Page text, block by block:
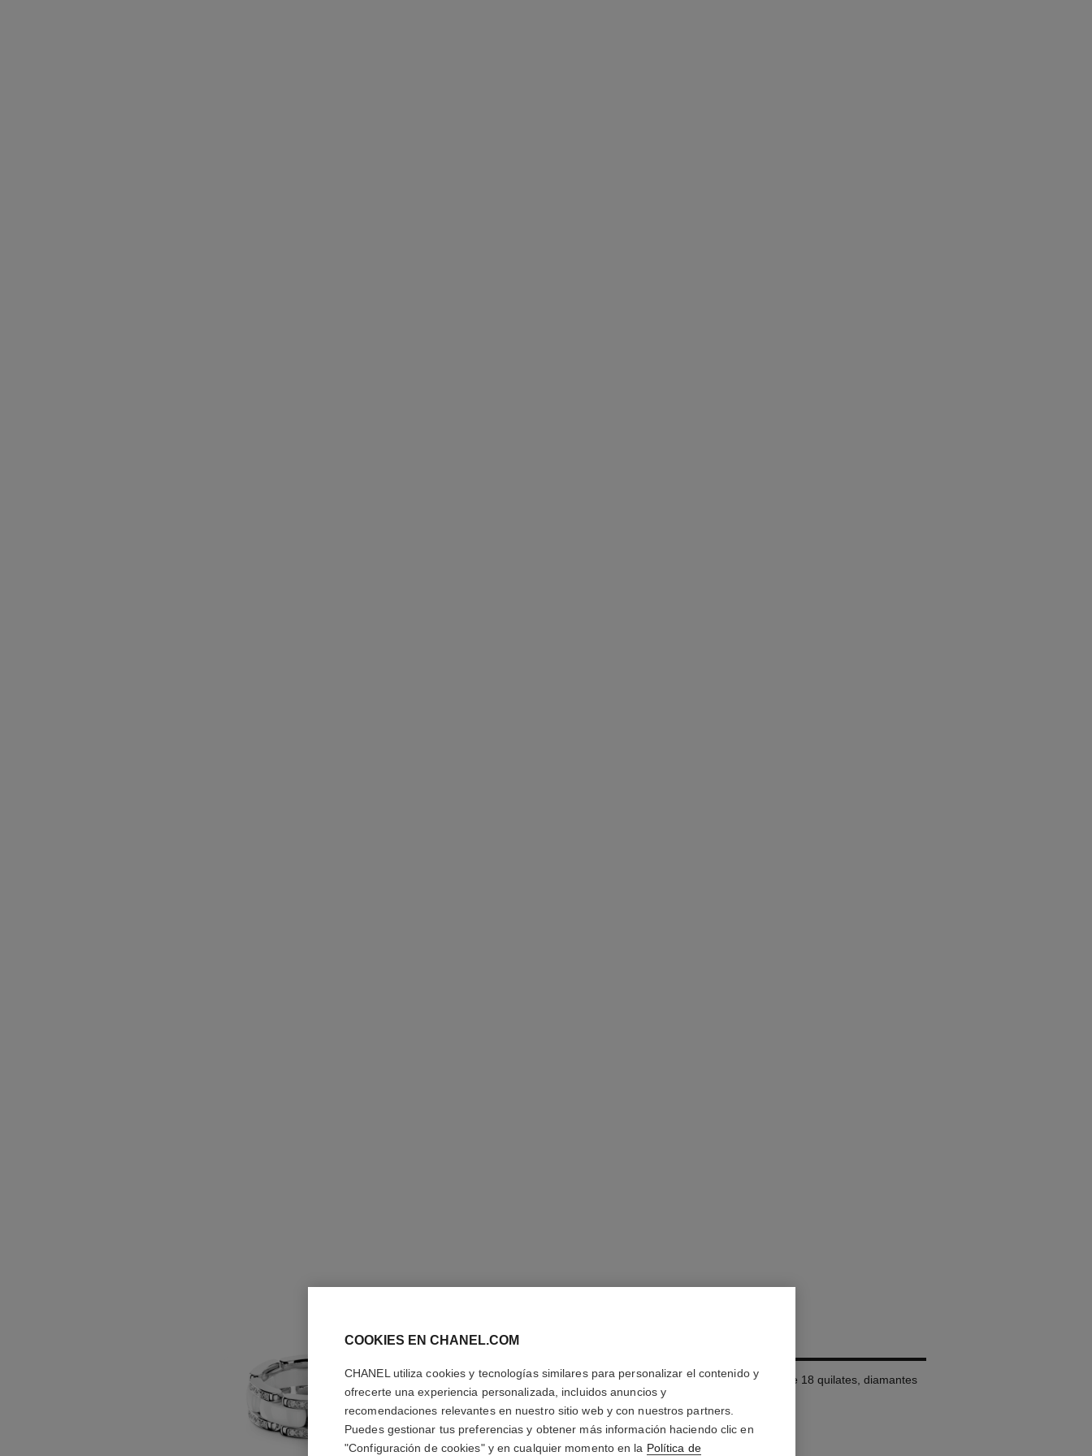
Modelo mediano, oro blanco de 18 quilates, diamantes
y cerámica blanca
Más información
COOKIES EN CHANEL.COM
CHANEL utiliza cookies y tecnologías similares para personalizar el contenido y
ofrecerte una experiencia personalizada, incluidos anuncios y
recomendaciones relevantes en nuestro sitio web y con nuestros partners.
Puedes gestionar tus preferencias y obtener más información haciendo clic en
"Configuración de cookies" y en cualquier momento en la Política de